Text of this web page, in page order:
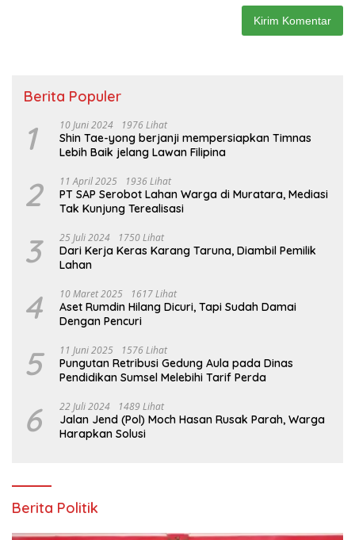
Berita Populer
1 10 Juni 2024 1976 Lihat
Shin Tae-yong berjanji mempersiapkan Timnas
Lebih Baik jelang Lawan Filipina
2 11 April 2025 1936 Lihat
PT SAP Serobot Lahan Warga di Muratara, Mediasi
Tak Kunjung Terealisasi
3 25 Juli 2024 1750 Lihat
Dari Kerja Keras Karang Taruna, Diambil Pemilik
Lahan
4 10 Maret 2025 1617 Lihat
Aset Rumdin Hilang Dicuri, Tapi Sudah Damai
Dengan Pencuri
5 11 Juni 2025 1576 Lihat
Pungutan Retribusi Gedung Aula pada Dinas
Pendidikan Sumsel Melebihi Tarif Perda
6 22 Juli 2024 1489 Lihat
Jalan Jend (Pol) Moch Hasan Rusak Parah, Warga
Harapkan Solusi
Berita Politik